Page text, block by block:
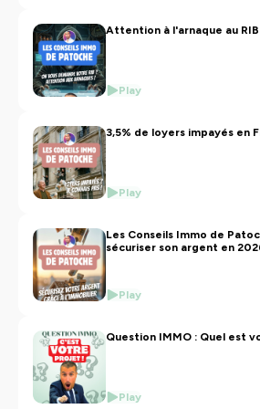
Celui de ma femme :
https://www.tiktok.com/
Hébergé par Ausha. Visitezausha.co/
confidentialite
Attention à l'arnaque au RIB
Play
3,5% de loyers impayés en
Play
Les Conseils Immo de
sécuriser son argent en
Play
Question IMMO : Quel est
Play